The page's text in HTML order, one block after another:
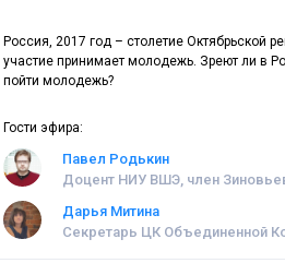
Россия, 2017 год – столетие Октябрьской
участие принимает молодежь. Зреют ли в
пойти молодежь?
Гости эфира:
Павел Родькин
Доцент НИУ ВШЭ, член
Дарья Митина
Секретарь ЦК Oбъединеннoй